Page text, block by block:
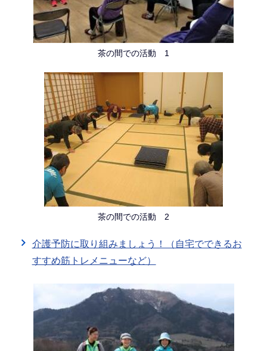
茶の間での活動 1
茶の間での活動 2
介護予防に取り組みましょう！（自宅でできるお
すすめ筋トレメニューなど）